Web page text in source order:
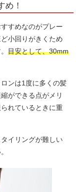
め！
すめなのがプレー
小回りがきくため
目安として、30mm
ンは1度に多くの髪
ができる点がメリ
れているときに重
イリングが難しい